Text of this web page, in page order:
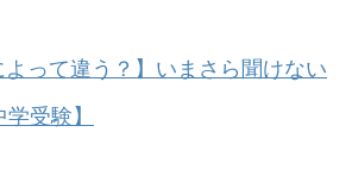
よって違う？】いまさら聞けない
受験】